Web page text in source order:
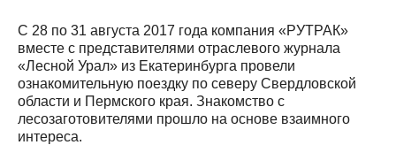
C 28 по 31 августа 2017 года компания «РУТРАК»
вместе с представителями отраслевого журнала
«Лесной Урал» из Екатеринбурга провели
ознакомительную поездку по северу Свердловской
области и Пермского края. Знакомство с
лесозаготовителями прошло на основе взаимного
интереса.